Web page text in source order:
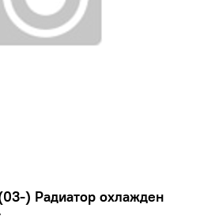
) Радиатор охлажден